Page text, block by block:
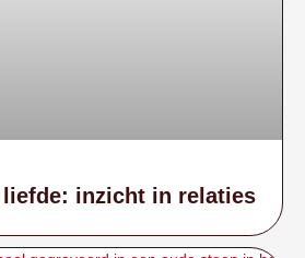
inzicht in relaties